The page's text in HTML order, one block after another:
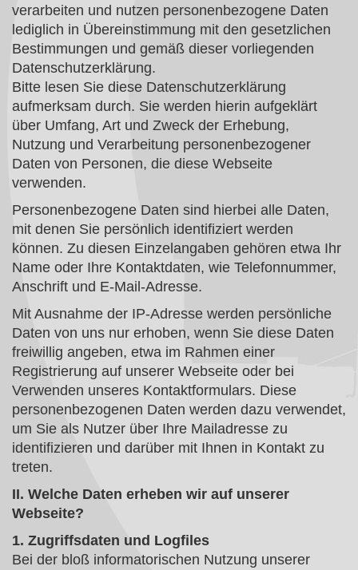
verarbeiten und nutzen personenbezogene Daten
lediglich in Übereinstimmung mit den gesetzlichen
Bestimmungen und gemäß dieser vorliegenden
Datenschutzerklärung.
Bitte lesen Sie diese Datenschutzerklärung
aufmerksam durch. Sie werden hierin aufgeklärt
über Umfang, Art und Zweck der Erhebung,
Nutzung und Verarbeitung personenbezogener
Daten von Personen, die diese Webseite
verwenden.
Personenbezogene Daten sind hierbei alle Daten,
mit denen Sie persönlich identifiziert werden
können. Zu diesen Einzelangaben gehören etwa Ihr
Name oder Ihre Kontaktdaten, wie Telefonnummer,
Anschrift und E-Mail-Adresse.
Mit Ausnahme der IP-Adresse werden persönliche
Daten von uns nur erhoben, wenn Sie diese Daten
freiwillig angeben, etwa im Rahmen einer
Registrierung auf unserer Webseite oder bei
Verwenden unseres Kontaktformulars. Diese
personenbezogenen Daten werden dazu verwendet,
um Sie als Nutzer über Ihre Mailadresse zu
identifizieren und darüber mit Ihnen in Kontakt zu
treten.
II. Welche Daten erheben wir auf unserer
Webseite?
1. Zugriffsdaten und Logfiles
Bei der bloß informatorischen Nutzung unserer